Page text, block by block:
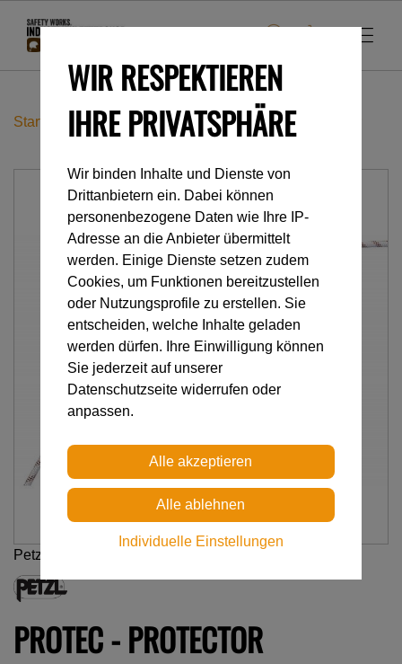
Startseite Industrieklettern Seile Protec - Protector
Petzl
PROTEC - PROTECTOR
WIR RESPEKTIEREN
IHRE PRIVATSPHÄRE
Wir binden Inhalte und Dienste von
Drittanbietern ein. Dabei können
personenbezogene Daten wie Ihre IP-
Adresse an die Anbieter übermittelt
werden. Einige Dienste setzen zudem
Cookies, um Funktionen bereitzustellen
oder Nutzungsprofile zu erstellen. Sie
entscheiden, welche Inhalte geladen
werden dürfen. Ihre Einwilligung können
Sie jederzeit auf unserer
Datenschutzseite widerrufen oder
anpassen.
Individuelle Einstellungen